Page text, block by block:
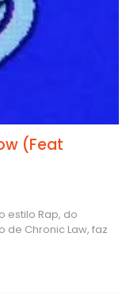
(Feat
estilo Rap, do
de Chronic Law, faz